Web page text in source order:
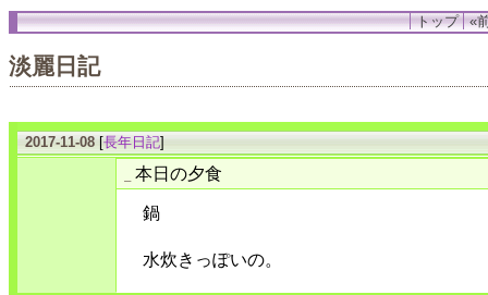
トップ «
淡麗日記
2017-11-08 [長年日記]
本日の夕食
鍋
水炊きっぽいの。